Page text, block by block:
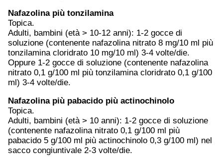
Nafazolina più tonzilamina
Topica.
Adulti, bambini (età > 10-12 anni): 1-2 gocce di
soluzione (contenente nafazolina nitrato 8 mg/10 ml più
tonzilamina cloridrato 10 mg/10 ml) 3-4 volte/die.
Oppure 1-2 gocce di soluzione (contenente nafazolina
nitrato 0,1 g/100 ml più tonzilamina cloridrato 0,1 g/100
ml) 3-4 volte/die.
Nafazolina più pabacido più actinochinolo
Topica.
Adulti, bambini (età > 10 anni): 1-2 gocce di soluzione
(contenente nafazolina nitrato 0,1 g/100 ml più
pabacido 5 g/100 ml più actinochinolo 0,3 g/100 ml) nel
sacco congiuntivale 2-3 volte/die.